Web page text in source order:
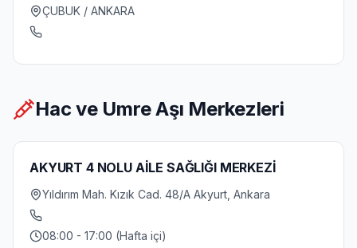
ÇUBUK / ANKARA
Hac ve Umre Aşı Merkezleri
AKYURT 4 NOLU AİLE SAĞLIĞI MERKEZİ
Yıldırım Mah. Kızık Cad. 48/A Akyurt, Ankara
08:00 - 17:00 (Hafta içi)